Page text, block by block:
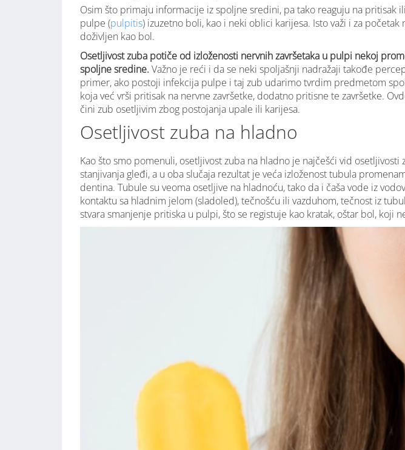
Osim što primaju informacije iz spoljne sredini, pa tako reaguju na
pulpe (pulpitis) izuzetno boli, kao i neki oblici karijesa. Isto važi i za
doživljen kao bol.
Osetljivost zuba potiče od izloženosti nervnih završetaka u pulpi nekoj
spoljne sredine. Važno je reći i da se neki spoljašnji nadražaji takođe
primer, ako postoji infekcija pulpe i taj zub udarimo tvrdim predmetom
koja već vrši pritisak na nervne završetke, dodatno pritisne te završetke.
čini zub osetljivim zbog postojanja upale ili karijesa.
Osetljivost zuba na hladno
Kao što smo pomenuli, osetljivost zuba na hladno je najčešći vid
stanjivanja gleđi, a u oba slučaja rezultat je veća izloženost tubula
dentina. Tubule su veoma osetljive na hladnoću, tako da i čaša vode iz
kontaktu sa hladnim jelom (sladoled), tečnošću ili vazduhom, tečnost iz
stvara smanjenje pritiska u pulpi, što se registuje kao kratak, oštar bol, koji